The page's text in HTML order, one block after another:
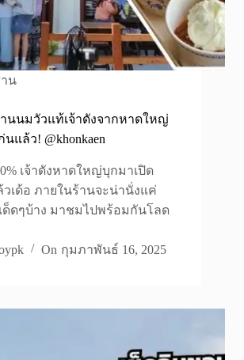
น
านนมวัวแท้เจ้าดังจากหาดใหญ่
แล้ว! @khonkaen
เจ้าดังหาดใหญ่บุกมาเปิด
เด้อ ภายในร้านจะน่านั่งแค่
ด็ดๆบ้าง มาชมไปพร้อมกันโลด
On กุมภาพันธ์ 16, 2025